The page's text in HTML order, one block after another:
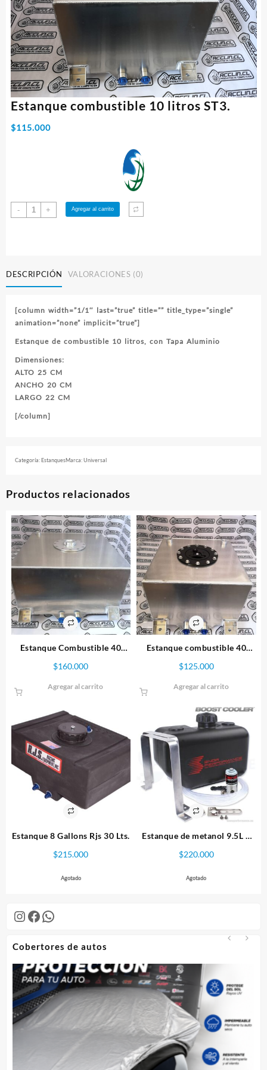
Instagram
Facebook
WhatsApp
Cobertores de autos
Estanque combustible 10 litros ST3.
$115.000
-
Estanque
cantidad
+ Agregar al carrito
DESCRIPCIÓN VALORACIONES (0)
[column width=”1/1″ last=”true” title=”” title_type=”single”
animation=”none” implicit=”true”]
Estanque de combustible 10 litros, con Tapa Aluminio
Dimensiones:
ALTO 25 CM
ANCHO 20 CM
LARGO 22 CM
[/column]
Categoría:EstanquesMarca:Universal
Productos relacionados
Estanque Combustible 40
$160.000
Agregar al carrito
Estanque combustible 40
$125.000
Agregar al carrito
Estanque 8 Gallons Rjs 30 Lts.
$215.000
Agotado
Estanque de metanol 9.5L –
Snow Performance
$220.000
Agotado